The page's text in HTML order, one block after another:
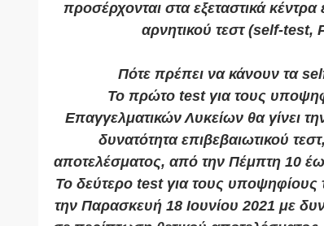
προσέρχονται στα εξεταστικά
αρνητικού τεστ (self-test,
Πότε πρέπει να κάνουν τα
Το πρώτο test για τους
Επαγγελματικών Λυκείων θα γίνει
δυνατότητα επιβεβαιωτικού
αποτελέσματος, από την Πέμπτη 10
Το δεύτερο test για τους υποψηφίους
την Παρασκευή 18 Ιουνίου 2021 με